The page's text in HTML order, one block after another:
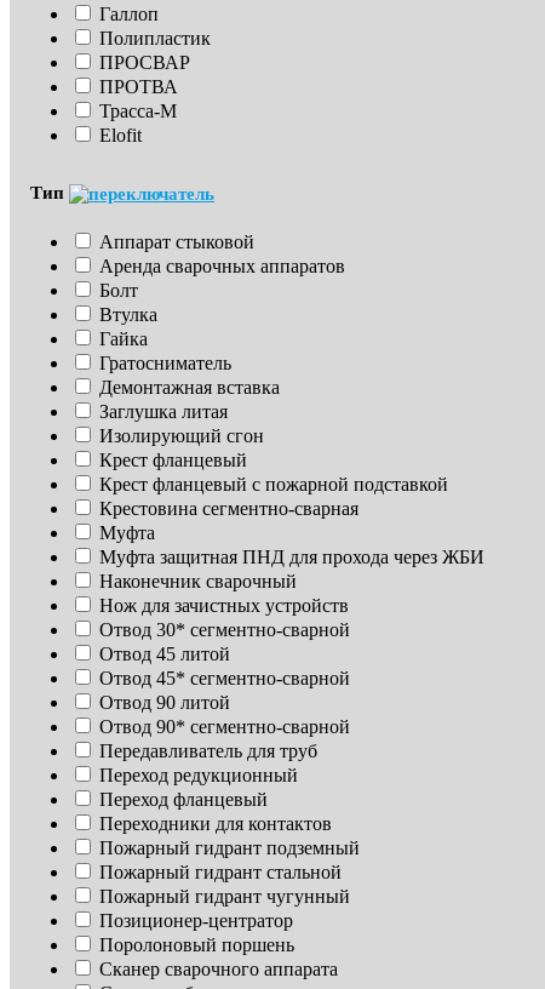
Галлоп
Полипластик
ПРОСВАР
ПРОТВА
Трасса-М
Elofit
Тип
Аппарат стыковой
Аренда сварочных аппаратов
Болт
Втулка
Гайка
Гратосниматель
Демонтажная вставка
Заглушка литая
Изoлирующий сгон
Крест фланцевый
Крест фланцевый с пожарной подставкой
Крестовина сегментно-сварная
Муфта
Муфта защитная ПНД для прохода через ЖБИ
Наконечник сварочный
Нож для зачистных устройств
Отвод 30* сегментно-сварной
Отвод 45 литой
Отвод 45* сегментно-сварной
Отвод 90 литой
Отвод 90* сегментно-сварной
Передавливатель для труб
Переход редукционный
Переход фланцевый
Переходники для контактов
Пожарный гидрант подземный
Пожарный гидрант стальной
Пожарный гидрант чугунный
Позиционер-центратор
Поролоновый поршень
Сканер сварочного аппарата